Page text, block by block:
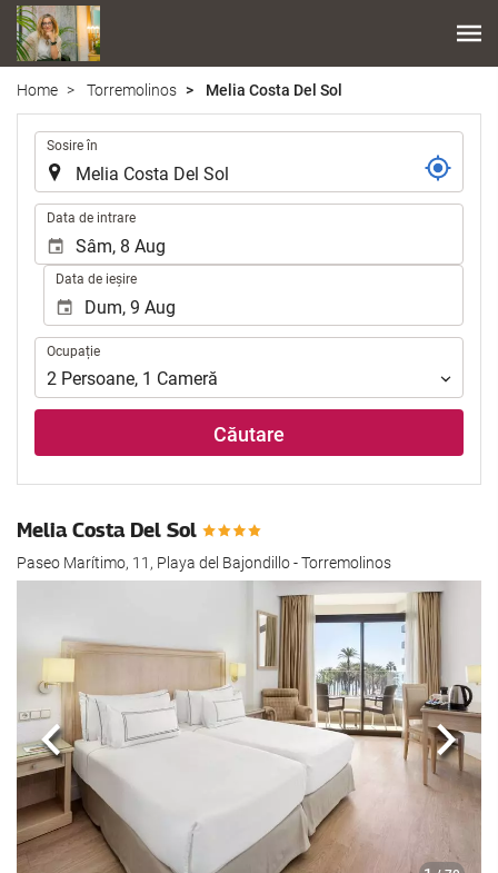
Home Torremolinos Melia Costa Del Sol
Sosire în
Data de intrare
Data de ieșire
Ocupație
Ocupație
2 Persoane, 1 Cameră
Căutare
Melia Costa Del Sol
Paseo Marítimo, 11, Playa del Bajondillo - Torremolinos
Anterioară